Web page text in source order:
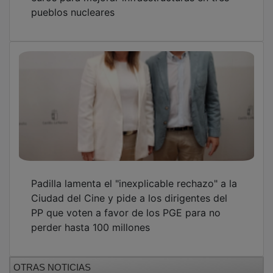
pueblos nucleares
Ciudad del Cine y pide a los dirigentes del
PP que voten a favor de los PGE para no
perder hasta 100 millones
OTRAS NOTICIAS